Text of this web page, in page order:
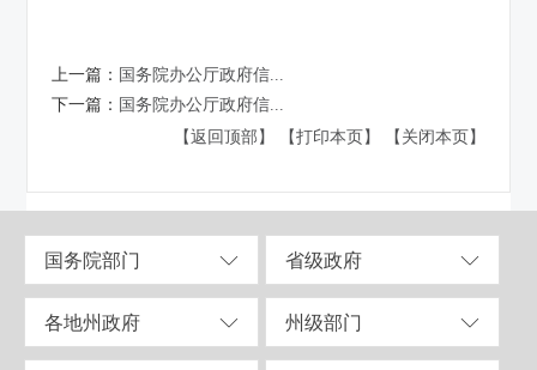
上一篇： 国务院办公厅政府信...
下一篇： 国务院办公厅政府信...
【返回顶部】
【打印本页】 【关闭本页】
国务院部门 省级政府
各地州政府 州级部门